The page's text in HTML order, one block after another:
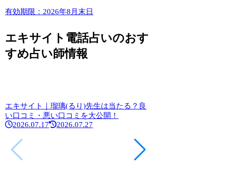
有効期限：2026年8月末日
エキサイト電話占いのおす
すめ占い師情報
エキサイト｜瑠璃(るり)先生は当たる？良
い口コミ・悪い口コミを大公開！
2026.07.17
2026.07.27